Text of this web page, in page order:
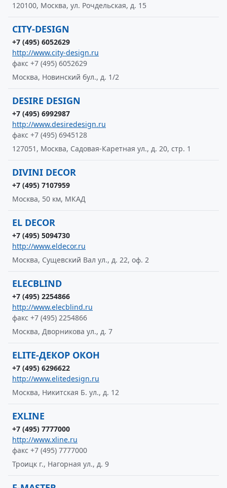
120100, Москва, ул. Рочдельская, д. 15
CITY-DESIGN
+7 (495) 6052629
http://www.city-design.ru
факс +7 (495) 6052629
Москва, Новинский бул., д. 1/2
DESIRE DESIGN
+7 (495) 6992987
http://www.desiredesign.ru
факс +7 (495) 6945128
127051, Москва, Садовая-Каретная ул., д. 20, стр. 1
DIVINI DECOR
+7 (495) 7107959
Москва, 50 км, МКАД
EL DECOR
+7 (495) 5094730
http://www.eldecor.ru
Москва, Сущевский Вал ул., д. 22, оф. 2
ELECBLIND
+7 (495) 2254866
http://www.elecblind.ru
факс +7 (495) 2254866
Москва, Дворникова ул., д. 7
ELITE-ДЕКОР ОКОН
+7 (495) 6296622
http://www.elitedesign.ru
Москва, Никитская Б. ул., д. 12
EXLINE
+7 (495) 7777000
http://www.xline.ru
факс +7 (495) 7777000
Троицк г., Нагорная ул., д. 9